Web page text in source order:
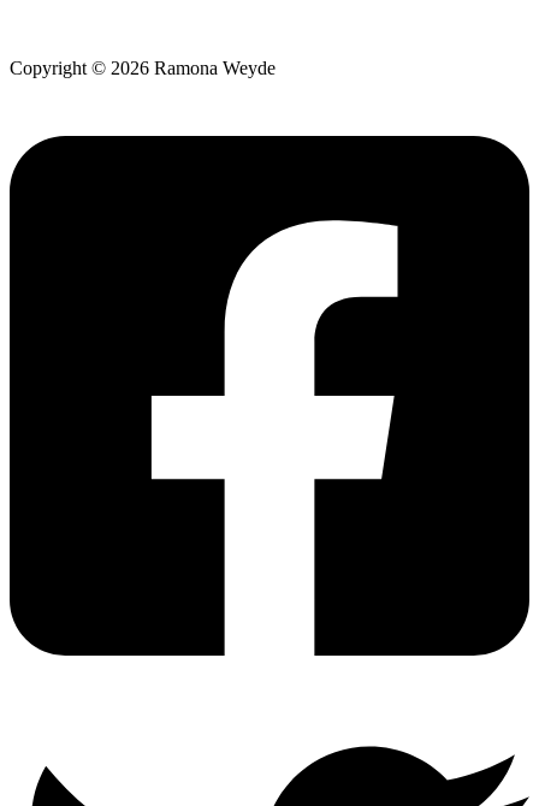
Copyright © 2026 Ramona Weyde